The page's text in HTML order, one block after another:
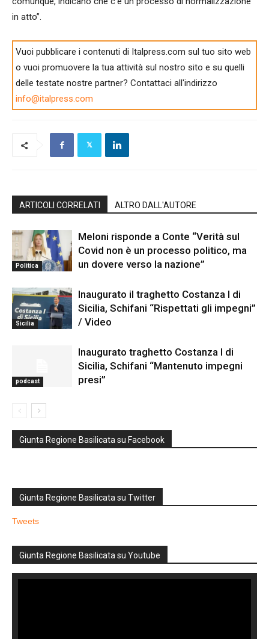
in atto”.
Vuoi pubblicare i contenuti di Italpress.com sul tuo sito web
o vuoi promuovere la tua attività sul nostro sito e su quelli
delle testate nostre partner? Contattaci all'indirizzo
info@italpress.com
ARTICOLI CORRELATI ALTRO DALL'AUTORE
Politica
Meloni risponde a Conte “Verità sul
Covid non è un processo politico, ma
un dovere verso la nazione”
Sicilia
Inaugurato il traghetto Costanza I di
Sicilia, Schifani “Rispettati gli impegni”
/ Video
podcast
Inaugurato traghetto Costanza I di
Sicilia, Schifani “Mantenuto impegni
presi”
Giunta Regione Basilicata su Facebook
Giunta Regione Basilicata su Twitter
Tweets
Giunta Regione Basilicata su Youtube